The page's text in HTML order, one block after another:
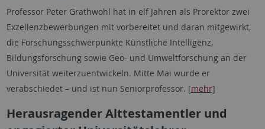
Professor Peter Grathwohl hat in elf Jahren als Prorektor zwei
Exzellenzbewerbungen mit vorbereitet und daran mitgewirkt,
die Forschungsschwerpunkte Künstliche Intelligenz,
Bildungsforschung sowie Geo- und Umweltforschung an der
Universität weiterzuentwickeln. Mitte Mai wurde er
verabschiedet – und ist nun Seniorprofessor. [mehr]
Herausragender Alttestamentler und